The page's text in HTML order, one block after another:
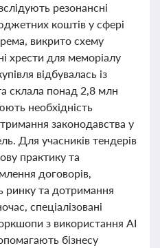
резонансні
коштів у сфері
викрито схему
хрести для меморіалу
відбувалась із
склала понад 2,8 млн
необхідність
законодавства у
Для учасників тендерів
практику та
договорів,
ринку та дотримання
спеціалізовані
з використання AI
бізнесу